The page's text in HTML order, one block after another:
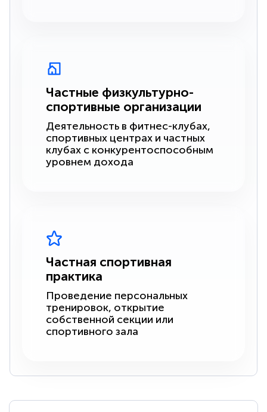
Частные физкультурно-
спортивные организации
Деятельность в фитнес-клубах,
спортивных центрах и частных
клубах с конкурентоспособным
уровнем дохода
Частная спортивная
практика
Проведение персональных
тренировок, открытие
собственной секции или
спортивного зала